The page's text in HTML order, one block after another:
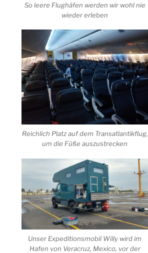
So leere Flughäfen werden wir wohl nie
wieder erleben
Reichlich Platz auf dem Transatlantikflug,
um die Füße auszustrecken
Unser Expeditionsmobil Willy wird im
Hafen von Veracruz, Mexico, vor der